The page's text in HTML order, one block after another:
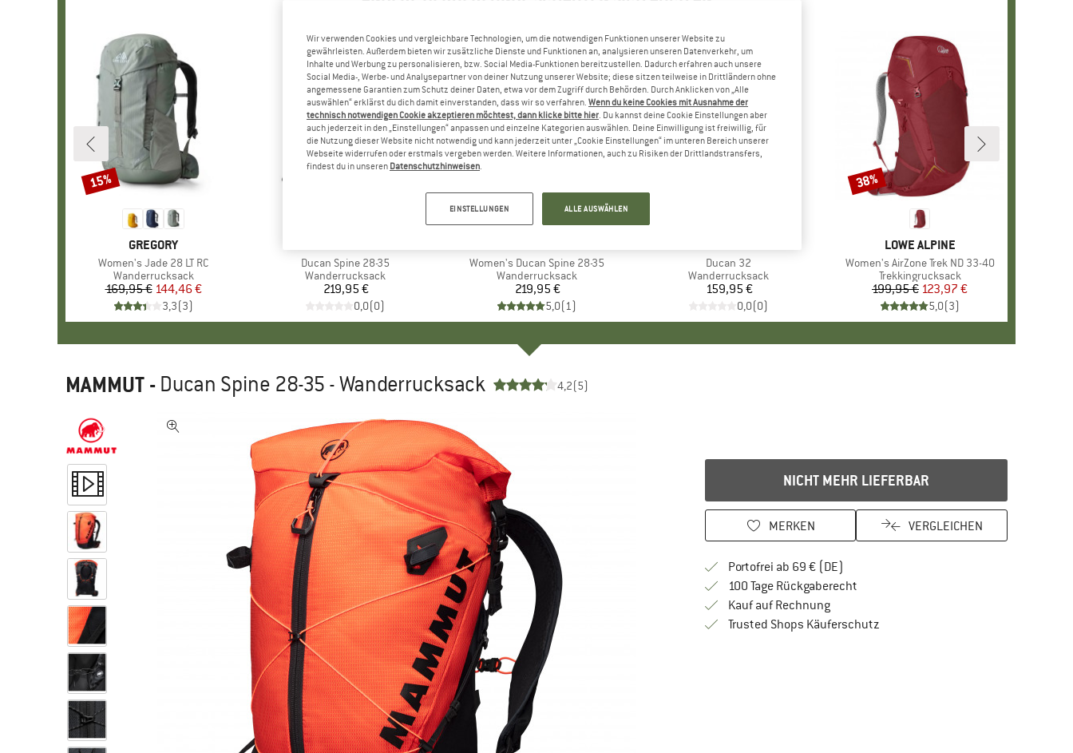
MARKE
GREGORY
Artikel
Women's Jade 28 LT RC
Produktgruppe
Wanderrucksack
Preis
169,95 € reduzierter Preis
144,46 €
3,3(3)
Rabatt
15%
Artikel
Ducan Spine 28-35
Produktgruppe
Wanderrucksack
Preis
219,95 €
0,0(0)
Artikel
Women's Ducan Spine 28-35
Produktgruppe
Wanderrucksack
Preis
219,95 €
5,0(1)
Artikel
Ducan 32
Produktgruppe
Wanderrucksack
Preis
159,95 €
0,0(0)
MARKE
LOWE ALPINE
Artikel
Women's AirZone Trek ND 33-40
Produktgruppe
Trekkingrucksack
Preis
199,95 € reduzierter Preis
123,97 €
5,0(3)
Rabatt
38%
MAMMUT - Ducan Spine 28-35 - Wanderrucksack 4,2(5)
NICHT MEHR LIEFERBAR
MERKEN VERGLEICHEN
Portofrei ab 69 € (DE)
100 Tage RückgaberechtGehe hier zu den Rückgabe-Richtlinien
Kauf auf RechnungFinde die Zahlungs-Infos hier! Öffnet sich in
Trusted Shops KäuferschutzFinde alle Infos hier!
Wir verwenden Cookies und vergleichbare Technologien, um die notwendigen Funktionen unserer Website zu
gewährleisten. Außerdem bieten wir zusätzliche Dienste und Funktionen an, analysieren unseren Datenverkehr, um
Inhalte und Werbung zu personalisieren, bzw. Social Media-Funktionen bereitzustellen. Dadurch erfahren auch unsere
Social Media-, Werbe- und Analysepartner von deiner Nutzung unserer Website; diese sitzen teilweise in Drittländern ohne
angemessene Garantien zum Schutz deiner Daten, etwa vor dem Zugriff durch Behörden. Durch Anklicken von „Alle
auswählen“ erklärst du dich damit einverstanden, dass wir so verfahren. Wenn du keine Cookies mit Ausnahme der
technisch notwendigen Cookie akzeptieren möchtest, dann klicke bitte hier. Du kannst deine Cookie Einstellungen aber
auch jederzeit in den „Einstellungen“ anpassen und einzelne Kategorien auswählen. Deine Einwilligung ist freiwillig, für
die Nutzung dieser Website nicht notwendig und kann jederzeit unter „Cookie Einstellungen“ im unteren Bereich unserer
Webseite widerrufen oder erstmals vergeben werden. Weitere Informationen, auch zu Risiken der Drittlandstransfers,
findest du in unseren Datenschutzhinweisen.
EINSTELLUNGEN ALLE AUSWÄHLEN